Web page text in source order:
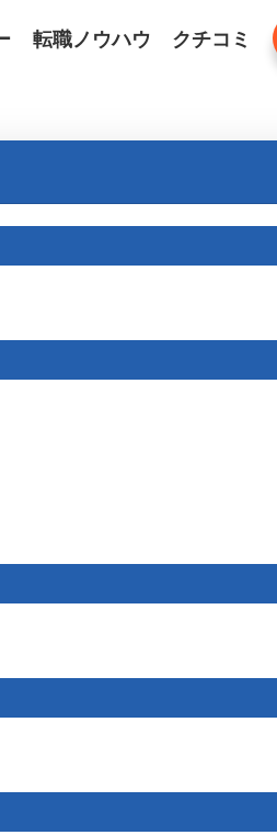
転職ノウハウ クチコミ